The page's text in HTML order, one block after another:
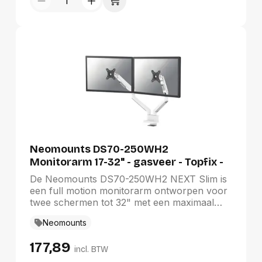
Neomounts DS70-250WH2
Monitorarm 17-32" - gasveer - Topfix -
180°-stop
De Neomounts DS70-250WH2 NEXT Slim is
een full motion monitorarm ontworpen voor
twee schermen tot 32" met een maximaal
veelzijdige kantel- (90°), roteer- (360°) en
aanpassing aan elke gewenste kijkhoek
Neomounts
177,89 incl. BTW